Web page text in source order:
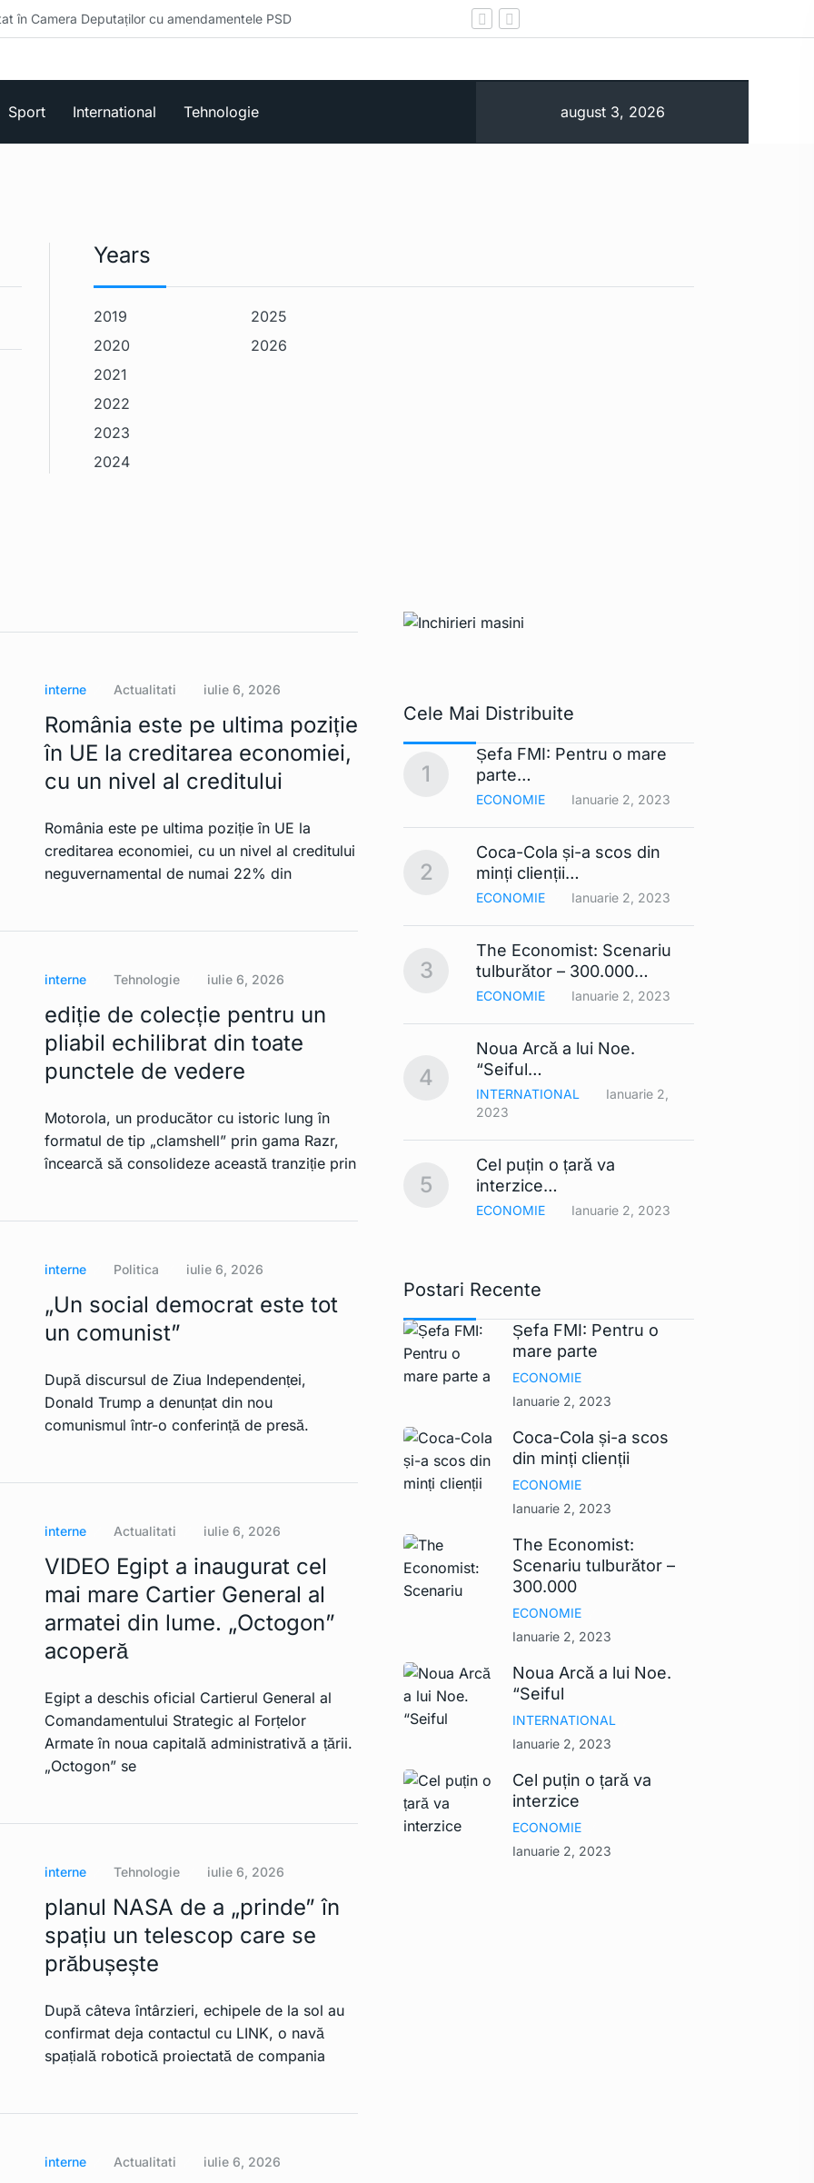
Deputaților cu amendamentele PSD
Sport International Tehnologie august 3, 2026
Years
2019
2020
2021
2022
2023
2024
2025
2026
interne Actualitati iulie 6, 2026
România este pe ultima poziție
în UE la creditarea economiei,
cu un nivel al creditului
România este pe ultima poziție în UE la
creditarea economiei, cu un nivel al creditului
neguvernamental de numai 22% din
interne Tehnologie iulie 6, 2026
ediție de colecție pentru un
pliabil echilibrat din toate
punctele de vedere
Motorola, un producător cu istoric lung în
formatul de tip „clamshell” prin gama Razr,
încearcă să consolideze această tranziție prin
interne Politica iulie 6, 2026
„Un social democrat este tot
un comunist”
După discursul de Ziua Independenței,
Donald Trump a denunțat din nou
comunismul într-o conferință de presă.
interne Actualitati iulie 6, 2026
VIDEO Egipt a inaugurat cel
mai mare Cartier General al
armatei din lume. „Octogon”
acoperă
Egipt a deschis oficial Cartierul General al
Comandamentului Strategic al Forțelor
Armate în noua capitală administrativă a țării.
„Octogon” se
interne Tehnologie iulie 6, 2026
planul NASA de a „prinde” în
spațiu un telescop care se
prăbușește
După câteva întârzieri, echipele de la sol au
confirmat deja contactul cu LINK, o navă
spațială robotică proiectată de compania
interne Actualitati iulie 6, 2026
Cele Mai Distribuite
ar putea
de telefon
pentru o
pe teritoriul
11
IT-iştii din sectorul public
vor avea…
12
Zona de acoperire a rețelei
mobile…
dolar-yen la 200…
INTERNATIONAL
Ianuarie 2,
2023
14
Se introduc prețurile
2023
15
Macron demisionează
2023
1
Șefa FMI: Pentru o mare
parte…
ECONOMIE Ianuarie 2, 2023
2
Coca-Cola și-a scos din
minți clienții…
ECONOMIE Ianuarie 2, 2023
3
The Economist: Scenariu
tulburător – 300.000…
ECONOMIE Ianuarie 2, 2023
4
Noua Arcă a lui Noe.
“Seiful…
INTERNATIONAL
Ianuarie 2,
2023
5
Cel puțin o țară va
interzice…
ECONOMIE Ianuarie 2, 2023
Postari Recente
Șefa FMI: Pentru o
mare parte
ECONOMIE
Ianuarie 2, 2023
Coca-Cola și-a scos
din minți clienții
ECONOMIE
Ianuarie 2, 2023
The Economist:
Scenariu tulburător –
300.000
ECONOMIE
Ianuarie 2, 2023
Noua Arcă a lui Noe.
“Seiful
INTERNATIONAL
Ianuarie 2, 2023
Cel puțin o țară va
interzice
ECONOMIE
Ianuarie 2, 2023